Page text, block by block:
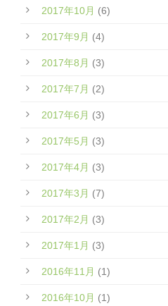
2017年10月 (6)
2017年9月 (4)
2017年8月 (3)
2017年7月 (2)
2017年6月 (3)
2017年5月 (3)
2017年4月 (3)
2017年3月 (7)
2017年2月 (3)
2017年1月 (3)
2016年11月 (1)
2016年10月 (1)